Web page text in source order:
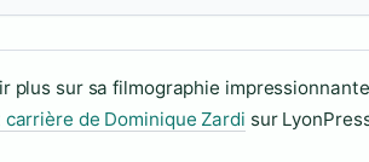
plus sur sa filmographie
de Dominique Zardi sur